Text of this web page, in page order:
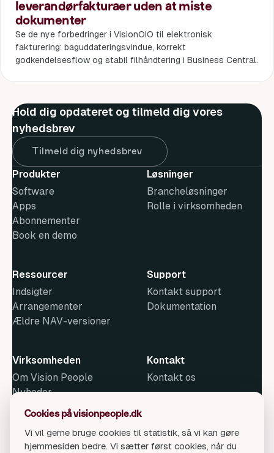
leverandørfakturaer uden at miste
dokumenter
Se de nye forbedringer i VisionOIO til elektronisk
fakturering: baguddateringsvindue, korrekt
godkendelsesflow og stabil filhåndtering i Business Central.
Hold dig opdateret og tilmeld dig vores
nyhedsbrev
Tilmeld dig nyhedsbrev
Produkter
Software
Apps
Abonnementer
Book en demo
Løsninger
Brancheløsninger
Rolle i virksomheden
Ressourcer
Indsigter
Arrangementer
Ældre NAV-versioner
Support
Kontakt support
Dokumentation
Virksomheden
Om Vision People
Nyheder
Metode
Ledige stillinger
Kontakt
Kontakt os
Cookies på visionpeople.dk
Vi vil gerne bruge cookies til statistik, så vi kan gøre
hjemmesiden bedre. Vi sætter først cookies, når du